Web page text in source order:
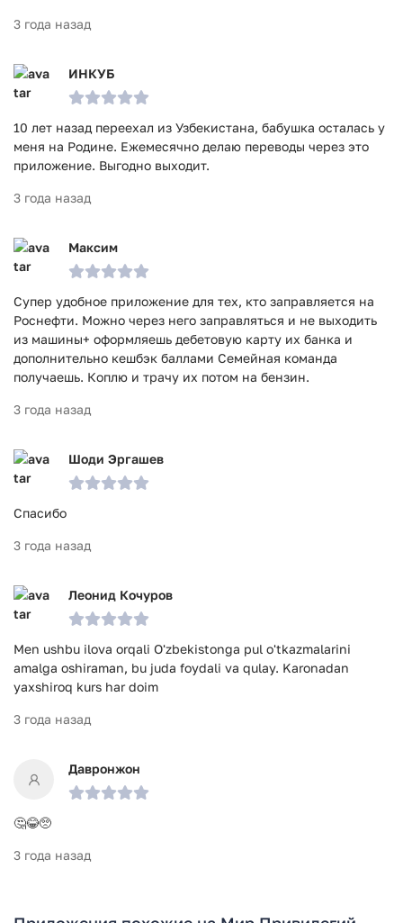
3 года назад
ИНКУБ
10 лет назад переехал из Узбекистана, бабушка осталась у
меня на Родине. Ежемесячно делаю переводы через это
приложение. Выгодно выходит.
3 года назад
Максим
Супер удобное приложение для тех, кто заправляется на
Роснефти. Можно через него заправляться и не выходить
из машины+ оформляешь дебетовую карту их банка и
дополнительно кешбэк баллами Семейная команда
получаешь. Коплю и трачу их потом на бензин.
3 года назад
Шоди Эргашев
Спасибо
3 года назад
Леонид Кочуров
Men ushbu ilova orqali O'zbekistonga pul o'tkazmalarini
amalga oshiraman, bu juda foydali va qulay. Karonadan
yaxshiroq kurs har doim
3 года назад
Давронжон
🤔😂🥺
3 года назад